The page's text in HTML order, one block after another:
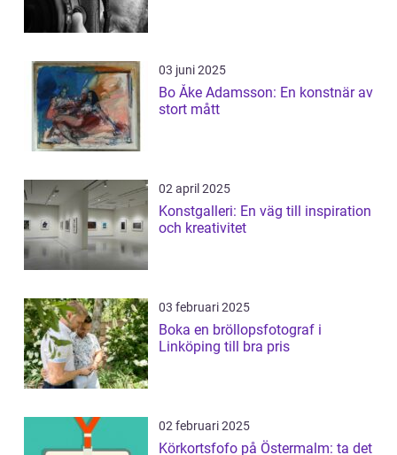
03 juni 2025
Bo Åke Adamsson: En konstnär av
stort mått
02 april 2025
Konstgalleri: En väg till inspiration
och kreativitet
03 februari 2025
Boka en bröllopsfotograf i
Linköping till bra pris
02 februari 2025
Körkortsfofo på Östermalm: ta det